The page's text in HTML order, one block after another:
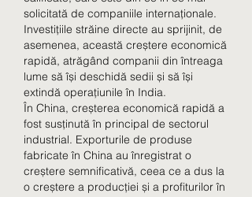
solicitată de companiile internaționale.
Investițiile străine directe au sprijinit, de
asemenea, această creștere economică
rapidă, atrăgând companii din întreaga
lume să își deschidă sedii și să își
extindă operațiunile în India.
În China, creșterea economică rapidă a
fost susținută în principal de sectorul
industrial. Exporturile de produse
fabricate în China au înregistrat o
creștere semnificativă, ceea ce a dus la
o creștere a producției și a profiturilor în